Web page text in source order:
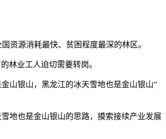
源消耗最快、贫困程度最深的林区。
林业工人迫切需要转岗。
山银山，黑龙江的冰天雪地也是金山银山”
地也是金山银山的思路，摸索接续产业发展